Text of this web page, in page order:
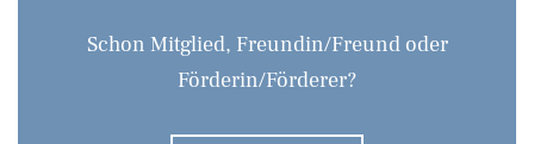
Schon Mitglied, Freundin/Freund oder
Förderin/Förderer?